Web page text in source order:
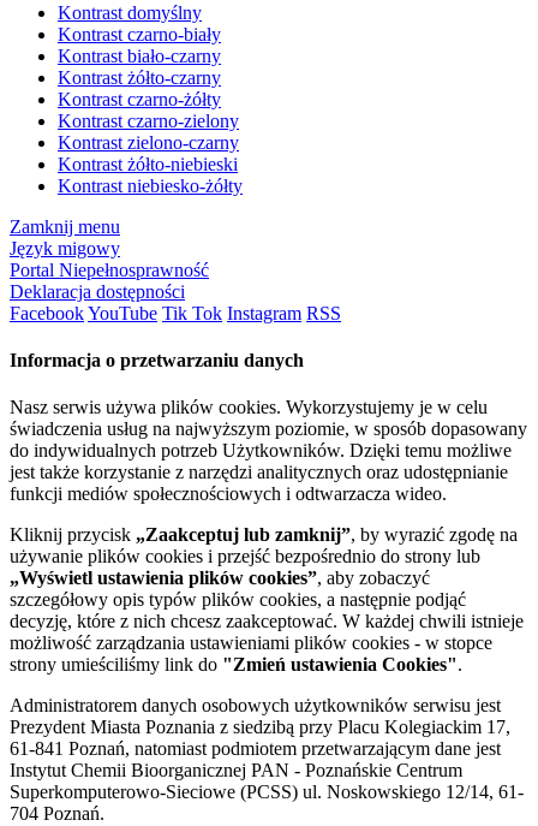
Kontrast domyślny
Kontrast czarno-biały
Kontrast biało-czarny
Kontrast żółto-czarny
Kontrast czarno-żółty
Kontrast czarno-zielony
Kontrast zielono-czarny
Kontrast żółto-niebieski
Kontrast niebiesko-żółty
Zamknij menu
Język migowy
Portal Niepełnosprawność
Deklaracja dostępności
FacebookYouTube Tik Tok Instagram RSS
Informacja o przetwarzaniu danych
Nasz serwis używa plików cookies. Wykorzystujemy je w celu
świadczenia usług na najwyższym poziomie, w sposób dopasowany
do indywidualnych potrzeb Użytkowników. Dzięki temu możliwe
jest także korzystanie z narzędzi analitycznych oraz udostępnianie
funkcji mediów społecznościowych i odtwarzacza wideo.
Kliknij przycisk „Zaakceptuj lub zamknij”, by wyrazić zgodę na
używanie plików cookies i przejść bezpośrednio do strony lub
„Wyświetl ustawienia plików cookies”, aby zobaczyć
szczegółowy opis typów plików cookies, a następnie podjąć
decyzję, które z nich chcesz zaakceptować. W każdej chwili istnieje
możliwość zarządzania ustawieniami plików cookies - w stopce
strony umieściliśmy link do "Zmień ustawienia Cookies".
Administratorem danych osobowych użytkowników serwisu jest
Prezydent Miasta Poznania z siedzibą przy Placu Kolegiackim 17,
61-841 Poznań, natomiast podmiotem przetwarzającym dane jest
Instytut Chemii Bioorganicznej PAN - Poznańskie Centrum
Superkomputerowo-Sieciowe (PCSS) ul. Noskowskiego 12/14, 61-
704 Poznań.